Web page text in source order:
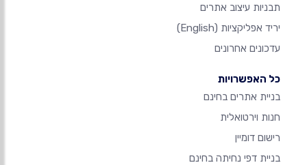
תבניות עיצוב אתרים
יריד אפליקציות (English)
עדכונים אחרונים
כל האפשרויות
בניית אתרים בחינם
חנות וירטואלית
רישום דומיין
בניית דפי נחיתה בחינם